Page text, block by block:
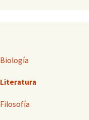
Biología
Literatura
Filosofía